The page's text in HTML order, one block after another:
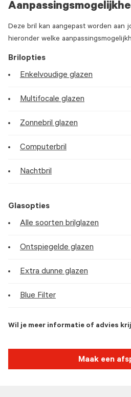
Deze bril kan aangepast worden aan
hieronder welke
Brilopties
Enkelvoudige glazen
Multifocale glazen
Zonnebril glazen
Computerbril
Nachtbril
Glasopties
Alle soorten brilglazen
Ontspiegelde glazen
Extra dunne glazen
Blue Filter
Wil je meer informatie of advies
Maak een